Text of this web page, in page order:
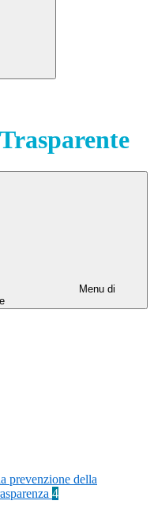
Menu di
prevenzione della
4